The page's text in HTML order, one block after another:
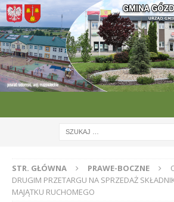
STR. GŁÓWNA PRAWE-BOCZNE
DRUGIM PRZETARGU NA SPRZEDAŻ
MAJĄTKU RUCHOMEGO